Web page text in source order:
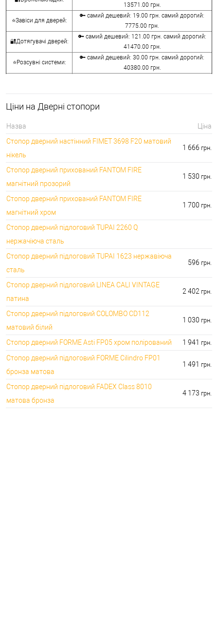
13571.00 грн.
⭐Завіси для дверей:
🔑 самий дешевий: 19.00 грн. самий дорогий:
7775.00 грн.
🔐Дотягувачі дверей:
🔑 самий дешевий: 121.00 грн. самий дорогий:
41470.00 грн.
⭐Розсувні системи:
🔑 самий дешевий: 30.00 грн. самий дорогий:
40380.00 грн.
⭐Сейфи:
🔐Домофони:
⭐Сигналізація AJAX:
🔑 самий дешевий: грн. самий дорогий: грн.
Ціни на Дверні стопори
Назва
Ціна
Стопор дверний настінний FIMET 3698 F20 матовий
нікель
1 666 грн.
Стопор дверний прихований FANTOM FIRE
магнітний прозорий
1 530 грн.
Стопор дверний прихований FANTOM FIRE
магнітний хром
1 700 грн.
Стопор дверний підлоговий TUPAI 2260 Q
нержачіюча сталь
Стопор дверний підлоговий TUPAI 1623 нержавіюча
сталь
596 грн.
Стопор дверний підлоговий LINEA CALI VINTAGE
патина
2 402 грн.
Стопор дверний підлоговий COLOMBO CD112
матовий білий
1 030 грн.
Стопор дверний FORME Asti FP05 хром полірований 1 941 грн.
Стопор дверний підлоговий FORME Cilindro FP01
бронза матова
1 491 грн.
Стопор дверний підлоговий FADEX Class 8010
матова бронза
4 173 грн.